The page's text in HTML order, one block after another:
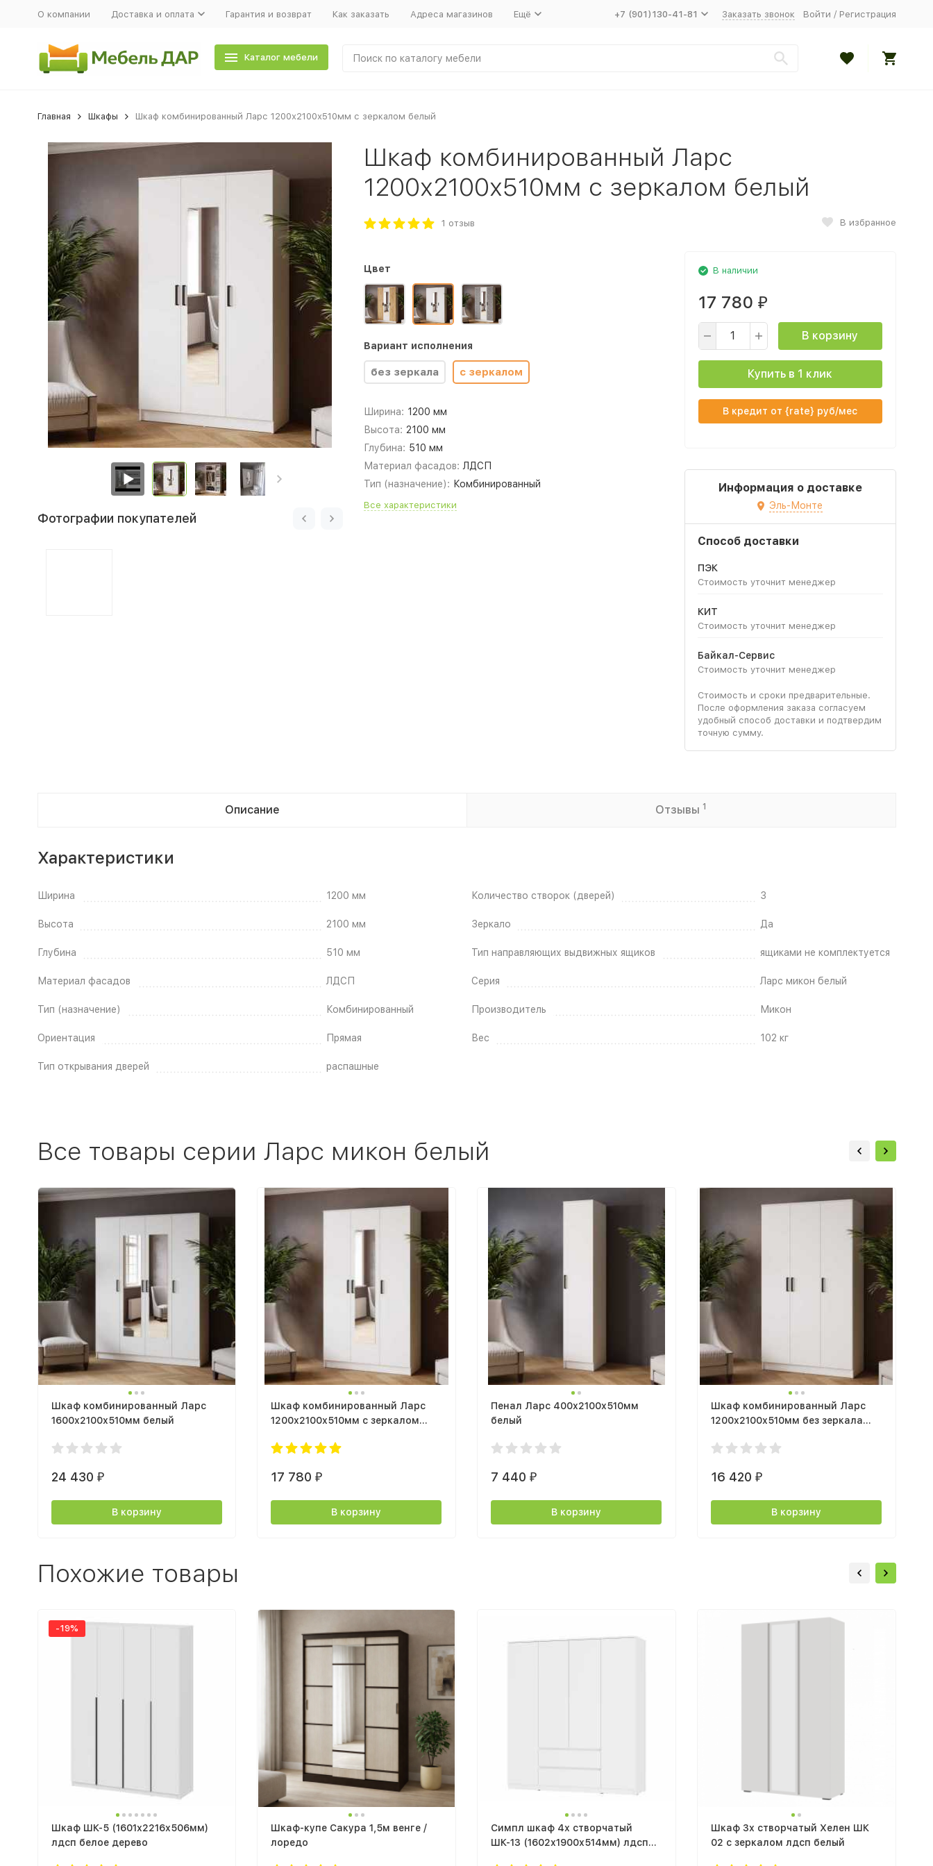
О компании Доставка и оплата Гарантия и возврат Как заказать Адреса магазинов Ещё +7 (901)130-41-81 Заказать звонок Войти / Регистрация
Каталог мебели
Главная Шкафы Шкаф комбинированный Ларс 1200х2100х510мм с зеркалом белый
Фотографии покупателей
Шкаф комбинированный Ларс
1200х2100х510мм с зеркалом белый
1 отзыв В избранное
Цвет
Вариант исполнения
без зеркала с зеркалом
Ширина: 1200 мм
Высота: 2100 мм
Глубина: 510 мм
Материал фасадов: ЛДСП
Тип (назначение): Комбинированный
Все характеристики
В наличии
17 780 ₽
В корзину
Купить в 1 клик
В кредит от {rate} руб/мес
Информация о доставке
Эль-Монте
Способ доставки
ПЭК
Стоимость уточнит менеджер
КИТ
Стоимость уточнит менеджер
Байкал-Сервис
Стоимость уточнит менеджер
Стоимость и сроки предварительные.
После оформления заказа согласуем
удобный способ доставки и подтвердим
точную сумму.
Описание Отзывы 1
Характеристики
Ширина 1200 мм
Высота 2100 мм
Глубина 510 мм
Материал фасадов ЛДСП
Тип (назначение) Комбинированный
Ориентация Прямая
Тип открывания дверей распашные
Количество створок (дверей) 3
Зеркало Да
Тип направляющих выдвижных ящиков ящиками не комплектуется
Серия Ларс микон белый
Производитель Микон
Вес 102 кг
Все товары серии Ларс микон белый
Шкаф комбинированный Ларс
1600х2100х510мм белый
24 430 ₽
В корзину
Шкаф комбинированный Ларс
1200х2100х510мм с зеркалом
17 780₽
В корзину
Пенал Ларс 400х2100х510мм
белый
7 440 ₽
В корзину
Шкаф комбинированный Ларс
1200х2100х510мм без зеркала
16 420 ₽
В корзину
Похожие товары
-19%
Шкаф ШК-5 (1601х2216х506мм)
лдсп белое дерево
Шкаф-купе Сакура 1,5м венге /
лоредо
Симпл шкаф 4х створчатый
ШК-13 (1602х1900х514мм) лдсп
Шкаф 3х створчатый Хелен ШК
02 с зеркалом лдсп белый